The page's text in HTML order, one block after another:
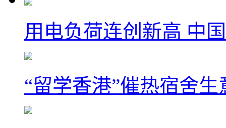
用电负荷连创新高 中
“留学香港”催热宿舍